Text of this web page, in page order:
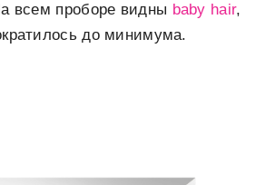
всем проборе видны baby hair,
до минимума.